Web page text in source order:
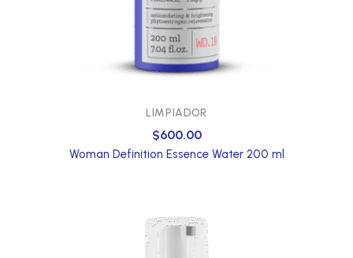
LIMPIADOR
$600.00
Woman Definition Essence Water 200 ml